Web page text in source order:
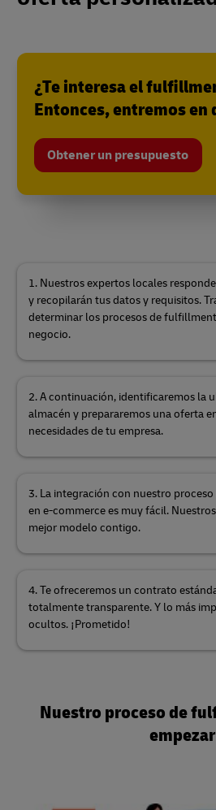
¿Te interesa el
Entonces, entremos en
Obtener un presupuesto
1. Nuestros expertos locales
y recopilarán tus datos y requisitos.
determinar los procesos de
negocio.
2. A continuación, identificaremos la
almacén y prepararemos una oferta
necesidades de tu empresa.
3. La integración con nuestro
en e-commerce es muy fácil.
mejor modelo contigo.
4. Te ofreceremos un contrato
totalmente transparente. Y lo más
ocultos. ¡Prometido!
Nuestro proceso de
empezar